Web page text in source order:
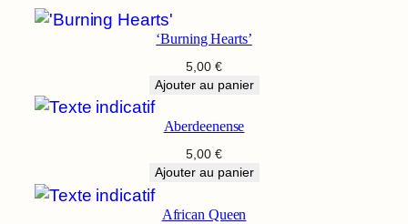
‘Burning Hearts’
5,00 €
Ajouter au panier
Aberdeenense
5,00 €
Ajouter au panier
African Queen